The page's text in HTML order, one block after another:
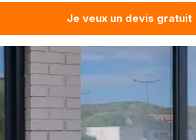
Je veux un devis gratuit